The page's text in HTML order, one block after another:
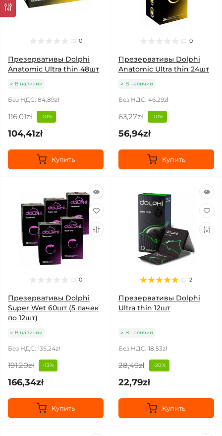
0
Презервативы Dolphi
Anatomic Ultra thin 48шт
В наличии
Без НДС: 84,89zł
116,01zł -10%
104,41zł
Купить
0
Презервативы Dolphi
Anatomic Ultra thin 24шт
В наличии
Без НДС: 46,29zł
63,27zł -10%
56,94zł
Купить
0
Презервативы Dolphi
Super Wet 60шт (5 пачек
по 12шт)
В наличии
Без НДС: 135,24zł
191,20zł -13%
166,34zł
Купить
2
Презервативы Dolphi
Ultra thin 12шт
В наличии
Без НДС: 18,53zł
28,49zł -20%
22,79zł
Купить